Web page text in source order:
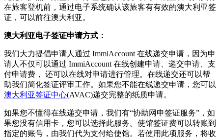
在旅客登机前，通过电子系统确认该旅客有有效的澳大利亚签
证，可以前往澳大利亚。
澳大利亚电子签证申请方式：
我们大力提倡申请人通过 ImmiAccount 在线递交申请，因为申
请人不仅可以通过 ImmiAccount 在线创建申请、递交申请、支
付申请费， 还可以在线对申请进行管理。在线递交还可以帮
助我们简化签证评审工作。如果您不能在线递交申请，您可以
澳大利亚签证中心(AVAC)递交完整的纸质申请。
如果您不懂得在线递交申请，我们有“协助网申签证服务”，如
果您没有信用卡，您可以选择此服务。使馆签证费可以转账到
指定的账号，由我们代为支付给使馆。若使用此项服务，将收